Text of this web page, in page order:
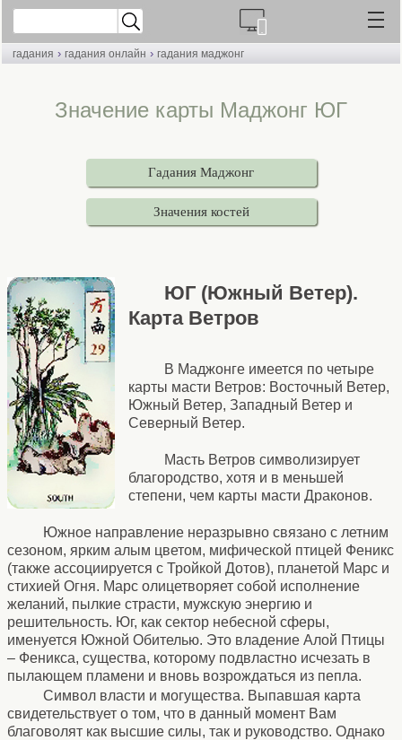
гадания › гадания онлайн › гадания маджонг
Значение карты Маджонг ЮГ
Гадания Маджонг
Значения костей
ЮГ (Южный Ветер).
Карта Ветров
В Маджонге имеется по четыре
карты масти Ветров: Восточный Ветер,
Южный Ветер, Западный Ветер и
Северный Ветер.
Масть Ветров символизирует
благородство, хотя и в меньшей
степени, чем карты масти Драконов.
Южное направление неразрывно связано с летним
сезоном, ярким алым цветом, мифической птицей Феникс
(также ассоциируется с Тройкой Дотов), планетой Марс и
стихией Огня. Марс олицетворяет собой исполнение
желаний, пылкие страсти, мужскую энергию и
решительность. Юг, как сектор небесной сферы,
именуется Южной Обителью. Это владение Алой Птицы
– Феникса, существа, которому подвластно исчезать в
пылающем пламени и вновь возрождаться из пепла.
Cимвол власти и могущества. Выпавшая карта
свидетельствует о том, что в данный момент Вам
благоволят как высшие силы, так и руководство. Однако